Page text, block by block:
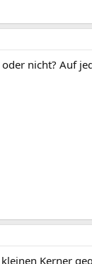
nicht? Auf
Kerner